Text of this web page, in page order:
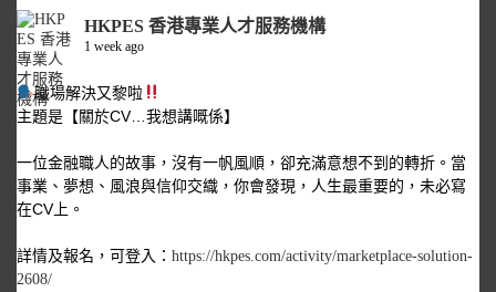
HKPES 香港專業人才服務機構
1 week ago
職場解決又黎啦
主題是【關於CV…我想講嘅係】
一位金融職人的故事，沒有一帆風順，卻充滿意想不到的轉折。當
事業、夢想、風浪與信仰交織，你會發現，人生最重要的，未必寫
在CV上。
詳情及報名，可登入： https://hkpes.com/activity/marketplace-solution-
2608/